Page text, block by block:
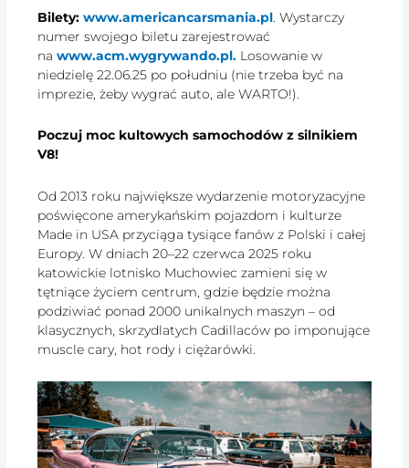
Bilety:www.americancarsmania.pl. Wystarczy
numer swojego biletu zarejestrować
nawww.acm.wygrywando.pl. Losowanie w
niedzielę 22.06.25 po południu (nie trzeba być na
imprezie, żeby wygrać auto, ale WARTO!).
Poczuj moc kultowych samochodów z silnikiem
V8!
Od 2013 roku największe wydarzenie motoryzacyjne
poświęcone amerykańskim pojazdom i kulturze
Made in USA przyciąga tysiące fanów z Polski i całej
Europy. W dniach 20–22 czerwca 2025 roku
katowickie lotnisko Muchowiec zamieni się w
tętniące życiem centrum, gdzie będzie można
podziwiać ponad 2000 unikalnych maszyn – od
klasycznych, skrzydlatych Cadillaców po imponujące
muscle cary, hot rody i ciężarówki.